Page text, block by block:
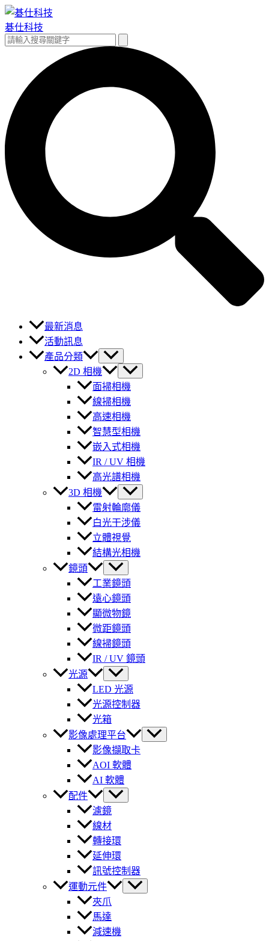
跳
至
主
碁仕科技
搜
最新消息
活動訊息
產品分類
2D 相機
面掃相機
線掃相機
高速相機
智慧型相機
嵌入式相機
IR / UV 相機
高光譜相機
3D 相機
雷射輪廓儀
白光干涉儀
立體視覺
結構光相機
鏡頭
工業鏡頭
遠心鏡頭
顯微物鏡
微距鏡頭
線掃鏡頭
IR / UV 鏡頭
光源
LED 光源
光源控制器
光箱
影像處理平台
影像擷取卡
AOI 軟體
AI 軟體
配件
濾鏡
線材
轉接環
延伸環
訊號控制器
運動元件
夾爪
馬達
減速機